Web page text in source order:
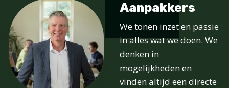
Aanpakkers
We tonen inzet en passie
in alles wat we doen. We
denken in
mogelijkheden en
vinden altijd een directe